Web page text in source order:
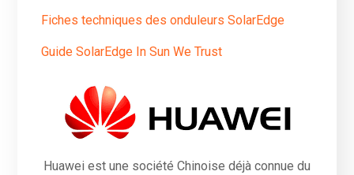
Fiches techniques des onduleurs SolarEdge
Guide SolarEdge In Sun We Trust
Huawei est une société Chinoise déjà connue du